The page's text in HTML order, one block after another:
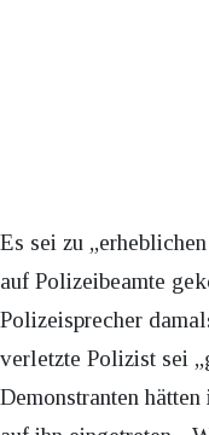
Es sei zu
auf Polizeibeamte
Polizeisprecher
verletzte Polizist sei
Demonstranten